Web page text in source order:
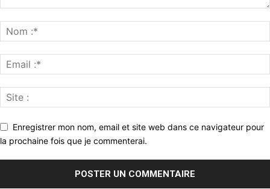
Enregistrer mon nom, email et site web dans ce navigateur pour
la prochaine fois que je commenterai.